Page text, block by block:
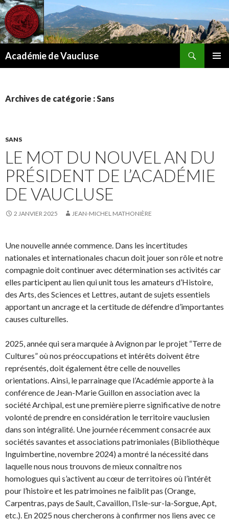
Académie de Vaucluse
Archives de catégorie : Sans
SANS
LE MOT DU NOUVEL AN DU
PRÉSIDENT DE L’ACADÉMIE
DE VAUCLUSE
2 JANVIER 2025 JEAN-MICHEL MATHONIÈRE
Une nouvelle année commence. Dans les incertitudes
nationales et internationales chacun doit jouer son rôle et notre
compagnie doit continuer avec détermination ses activités car
elles participent au lien qui unit tous les amateurs d’Histoire,
des Arts, des Sciences et Lettres, autant de sujets essentiels
apportant un ancrage et la certitude de défendre d’importantes
causes culturelles.
2025, année qui sera marquée à Avignon par le projet “Terre de
Cultures” où nos préoccupations et intérêts doivent être
représentés, doit également être celle de nouvelles
orientations. Ainsi, le parrainage que l’Académie apporte à la
conférence de Jean-Marie Guillon en association avec la
société Archipal, est une première pierre significative de notre
volonté de prendre en considération le territoire vauclusien
dans son intégralité. Une journée récemment consacrée aux
sociétés savantes et associations patrimoniales (Bibliothèque
Inguimbertine, novembre 2024) a montré la nécessité dans
laquelle nous nous trouvons de mieux connaître nos
homologues qui s’activent au cœur de territoires où l’intérêt
pour l’histoire et les patrimoines ne faiblit pas (Orange,
Carpentras, pays de Sault, Cavaillon, l’Isle-sur-la-Sorgue, Apt,
etc.). En 2025 nous chercherons à confirmer nos liens avec ce